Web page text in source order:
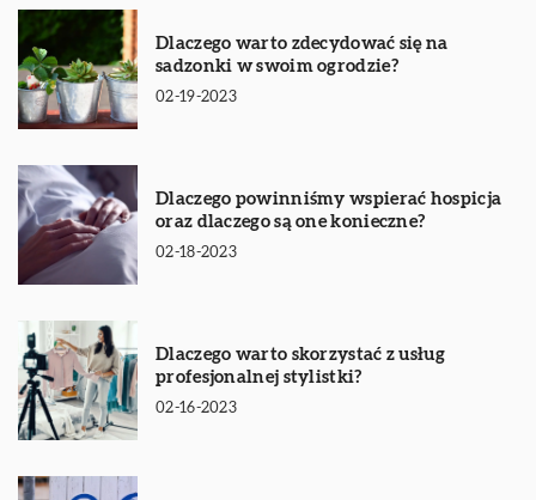
Dlaczego warto zdecydować się na
sadzonki w swoim ogrodzie?
02-19-2023
Dlaczego powinniśmy wspierać hospicja
oraz dlaczego są one konieczne?
02-18-2023
Dlaczego warto skorzystać z usług
profesjonalnej stylistki?
02-16-2023